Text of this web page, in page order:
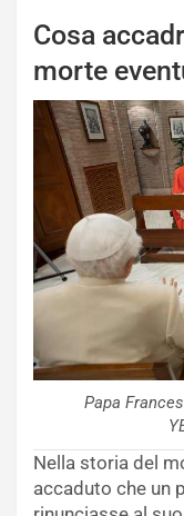
Cosa
morte
Papa
Nella storia del
accaduto che un